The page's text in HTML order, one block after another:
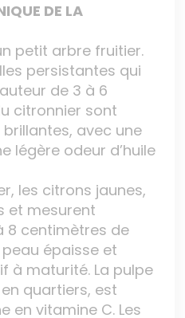
DE LA
petit arbre fruitier.
persistantes qui
de 3 à 6
citronnier sont
avec une
légère odeur d’huile
les citrons jaunes,
et mesurent
8 centimètres de
épaisse et
à maturité. La pulpe
quartiers, est
en vitamine C. Les